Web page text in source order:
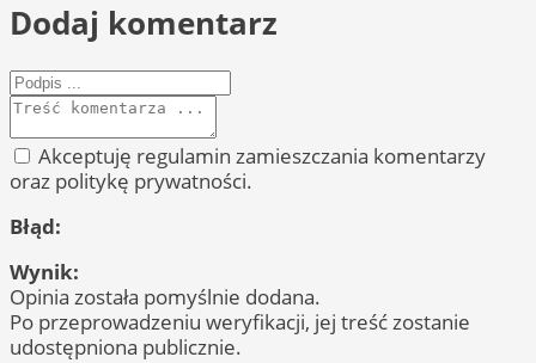
Dodaj komentarz
Akceptuję regulamin zamieszczania komentarzy
oraz politykę prywatności.
Błąd:
Wynik:
Opinia została pomyślnie dodana.
Po przeprowadzeniu weryfikacji, jej treść zostanie
udostępniona publicznie.